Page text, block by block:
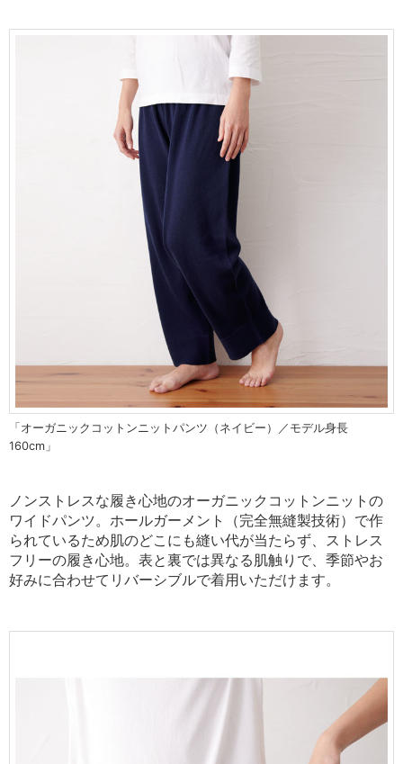
「オーガニックコットンニットパンツ（ネイビー）／モデル身長
160cm」
ノンストレスな履き心地のオーガニックコットンニットの
ワイドパンツ。ホールガーメント（完全無縫製技術）で作
られているため肌のどこにも縫い代が当たらず、ストレス
フリーの履き心地。表と裏では異なる肌触りで、季節やお
好みに合わせてリバーシブルで着用いただけます。